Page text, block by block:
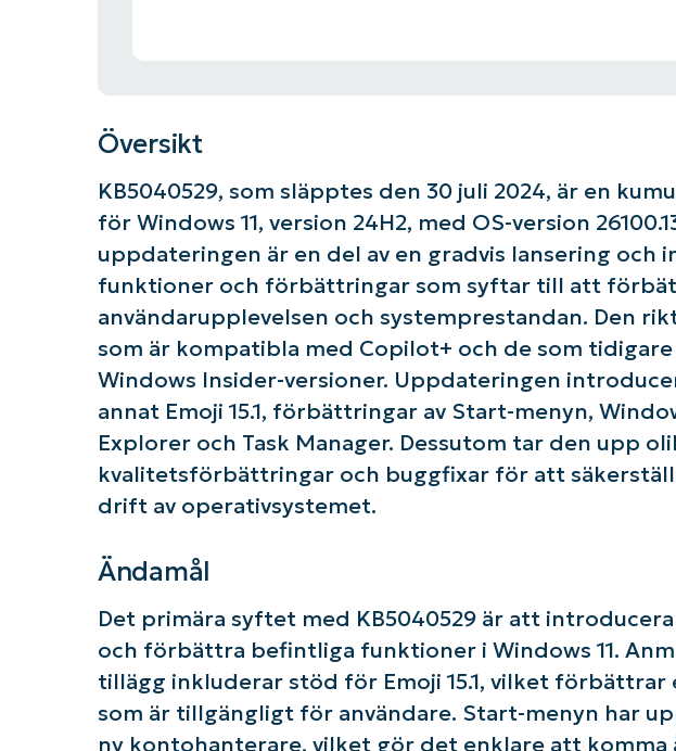
Översikt
KB5040529, som släpptes den 30 juli 2024, är en
för Windows 11, version 24H2, med OS-version
uppdateringen är en del av en gradvis lansering och
funktioner och förbättringar som syftar till att
användarupplevelsen och systemprestandan. Den
som är kompatibla med Copilot+ och de som
Windows Insider-versioner. Uppdateringen
annat Emoji 15.1, förbättringar av Start-menyn,
Explorer och Task Manager. Dessutom tar den upp
kvalitetsförbättringar och buggfixar för att
drift av operativsystemet.
Ändamål
Det primära syftet med KB5040529 är att
och förbättra befintliga funktioner i Windows 11.
tillägg inkluderar stöd för Emoji 15.1, vilket
som är tillgängligt för användare. Start-menyn har
ny kontohanterare, vilket gör det enklare att